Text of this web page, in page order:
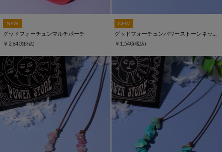
NEW
グッドフォーチュンマルチポーチ
￥2,640(税込)
NEW
￥1,540(税込)